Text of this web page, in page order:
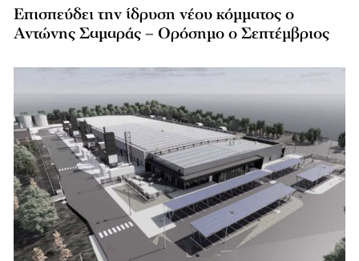
Επισπεύδει την ίδρυση νέου κόμματος o
Αντώνης Σαμαράς – Ορόσημο ο Σεπτέμβριος